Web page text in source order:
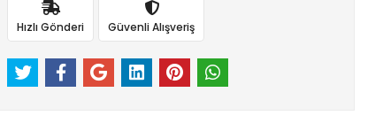
Hızlı Gönderi Güvenli Alışveriş